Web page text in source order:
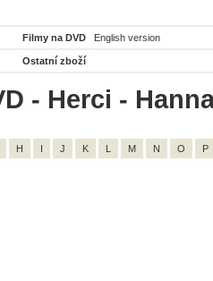
Filmy na DVD English version
Ostatní zboží
- Herci -
H I J K L M N O P